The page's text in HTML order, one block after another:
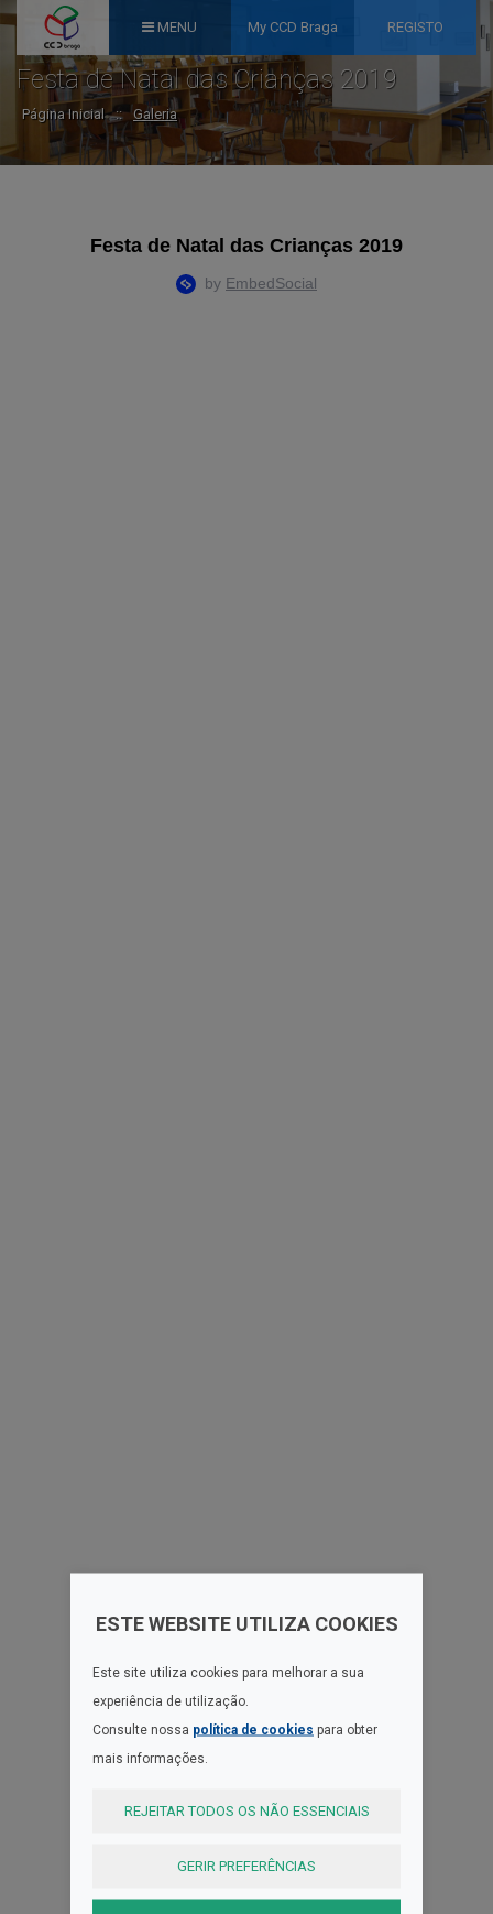
MENU My CCD Braga REGISTO
Festa de Natal das Crianças 2019
Página Inicial :: Galeria
ESTE WEBSITE UTILIZA COOKIES
Este site utiliza cookies para melhorar a sua
experiência de utilização.
Consulte nossa política de cookies para obter
mais informações.
REJEITAR TODOS OS NÃO ESSENCIAIS
GERIR PREFERÊNCIAS